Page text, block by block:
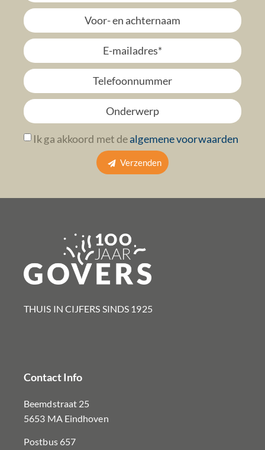
Ik ga akkoord met dealgemene voorwaarden
Verzenden
THUIS IN CIJFERS SINDS 1925​
Contact Info
Beemdstraat 25
5653 MA Eindhoven
Postbus 657